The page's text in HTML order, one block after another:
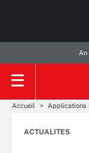
An
Accueil Applications
ACTUALITES